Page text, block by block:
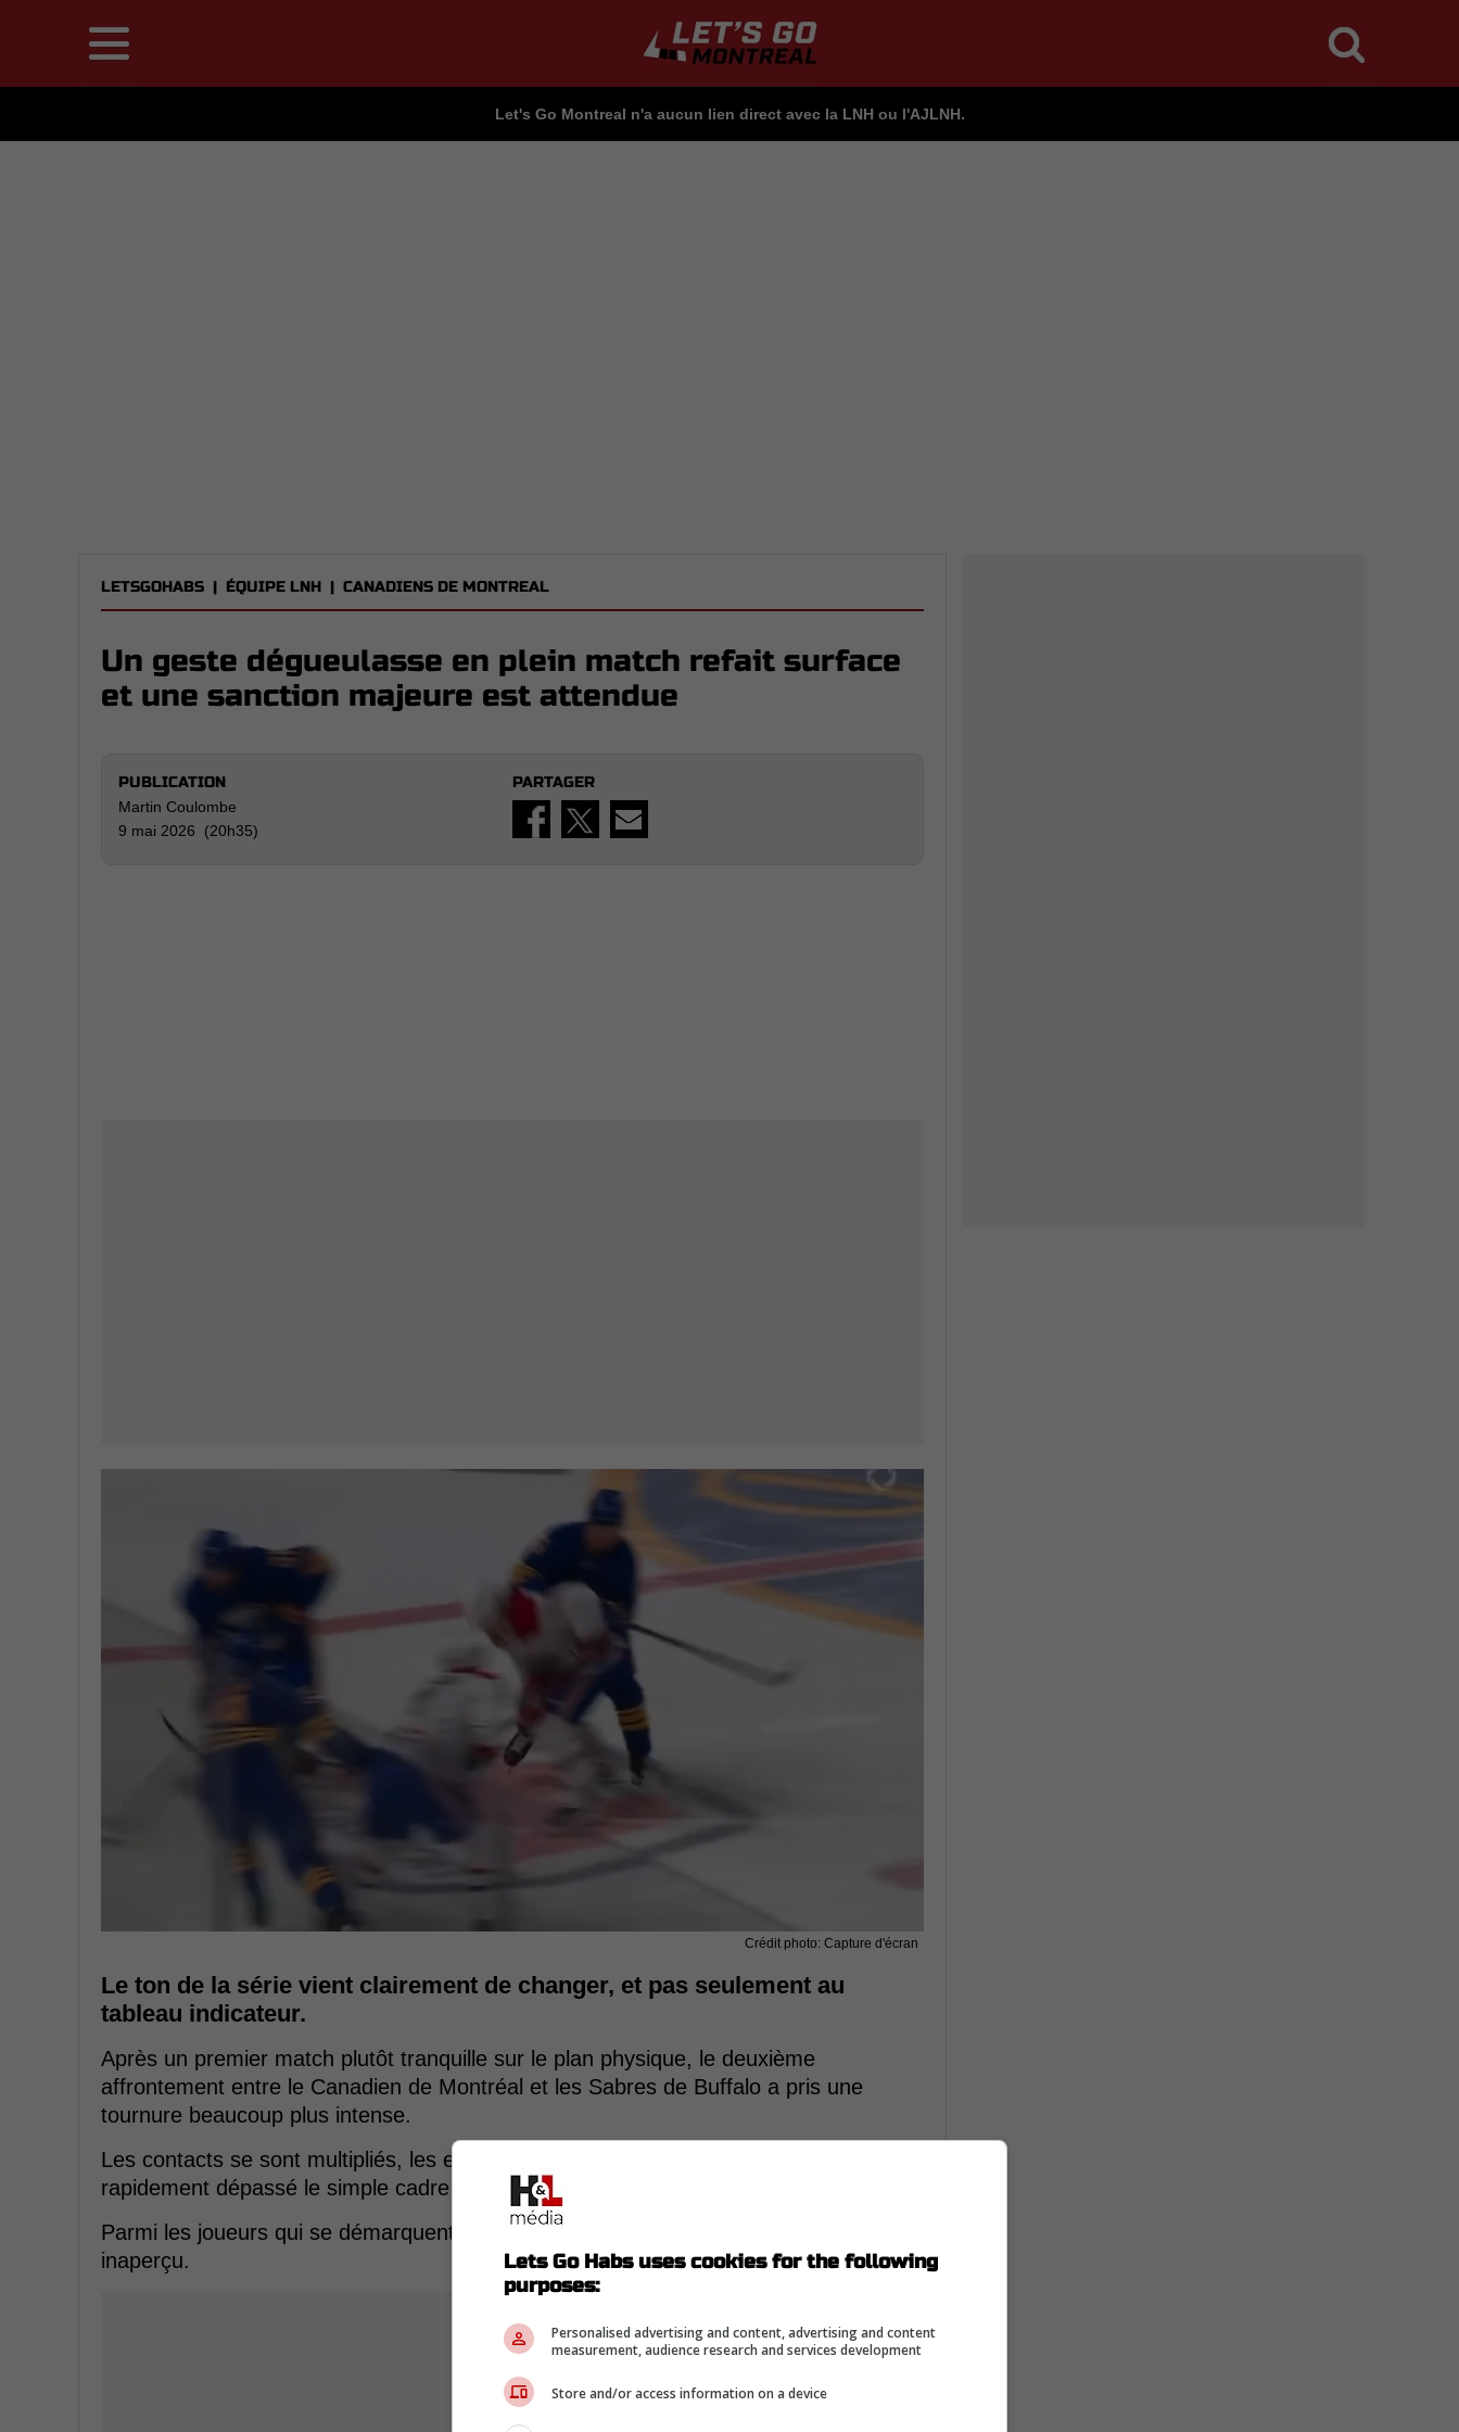
Let's Go Montreal n'a aucun lien direct avec la LNH ou l'AJLNH.
LETSGOHABS | ÉQUIPE LNH | CANADIENS DE MONTREAL
Un geste dégueulasse en plein match refait surface
et une sanction majeure est attendue
PUBLICATION
Martin Coulombe
9 mai 2026 (20h35)
PARTAGER
Crédit photo: Capture d'écran
Le ton de la série vient clairement de changer, et pas seulement au
tableau indicateur.
Après un premier match plutôt tranquille sur le plan physique, le deuxième
affrontement entre le Canadien de Montréal et les Sabres de Buffalo a pris une
tournure beaucoup plus intense.
Les contacts se sont multipliés, les esprits se sont échauffés, et certains gestes ont
rapidement dépassé le simple cadre du jeu robuste.
Parmi les joueurs qui se démarquent dans cet aspect,
inaperçu.
Lets Go Habs uses cookies for the following
purposes:
Personalised advertising and content, advertising and content
measurement, audience research and services development
Store and/or access information on a device